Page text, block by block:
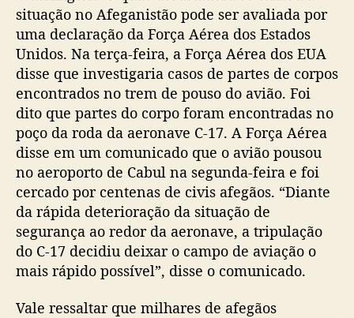
situação no Afeganistão pode ser avaliada por
uma declaração da Força Aérea dos Estados
Unidos. Na terça-feira, a Força Aérea dos EUA
disse que investigaria casos de partes de corpos
encontrados no trem de pouso do avião. Foi
dito que partes do corpo foram encontradas no
poço da roda da aeronave C-17. A Força Aérea
disse em um comunicado que o avião pousou
no aeroporto de Cabul na segunda-feira e foi
cercado por centenas de civis afegãos. “Diante
da rápida deterioração da situação de
segurança ao redor da aeronave, a tripulação
do C-17 decidiu deixar o campo de aviação o
mais rápido possível”, disse o comunicado.
Vale ressaltar que milhares de afegãos